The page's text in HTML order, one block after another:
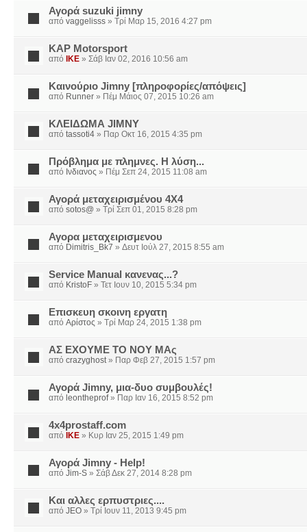
Αγορά suzuki jimny
από vaggelisss » Τρί Μαρ 15, 2016 4:27 pm
KAP Motorsport
από IKE » Σάβ Ιαν 02, 2016 10:56 am
Καινούριο Jimny [πληροφορίες/απόψεις]
από Runner » Πέμ Μάιος 07, 2015 10:26 am
ΚΛΕΙΔΩΜΑ JIMNY
από tassoti4 » Παρ Οκτ 16, 2015 4:35 pm
Πρόβλημα με πλημνες. Η λύση...
από Ινδιανος » Πέμ Σεπ 24, 2015 11:08 am
Αγορά μεταχειρισμένου 4Χ4
από sotos@ » Τρί Σεπ 01, 2015 8:28 pm
Αγορα μεταχειρισμενου
από Dimitris_Bk7 » Δευτ Ιούλ 27, 2015 8:55 am
Service Manual κανενας...?
από KristoF » Τετ Ιουν 10, 2015 5:34 pm
Επισκευη σκοινη εργατη
από Αρίστος » Τρί Μαρ 24, 2015 1:38 pm
ΑΣ ΕΧΟΥΜΕ ΤΟ ΝΟΥ ΜΑς
από crazyghost» Παρ Φεβ 27, 2015 1:57 pm
Αγορά Jimny, μια-δυο συμβουλές!
από leontheprof» Παρ Ιαν 16, 2015 8:52 pm
4x4prostaff.com
από IKE » Κυρ Ιαν 25, 2015 1:49 pm
Αγορά Jimny - Help!
από Jim-S » Σάβ Δεκ 27, 2014 8:28 pm
Και αλλες ερπυστριες....
από JEO » Τρί Ιουν 11, 2013 9:45 pm